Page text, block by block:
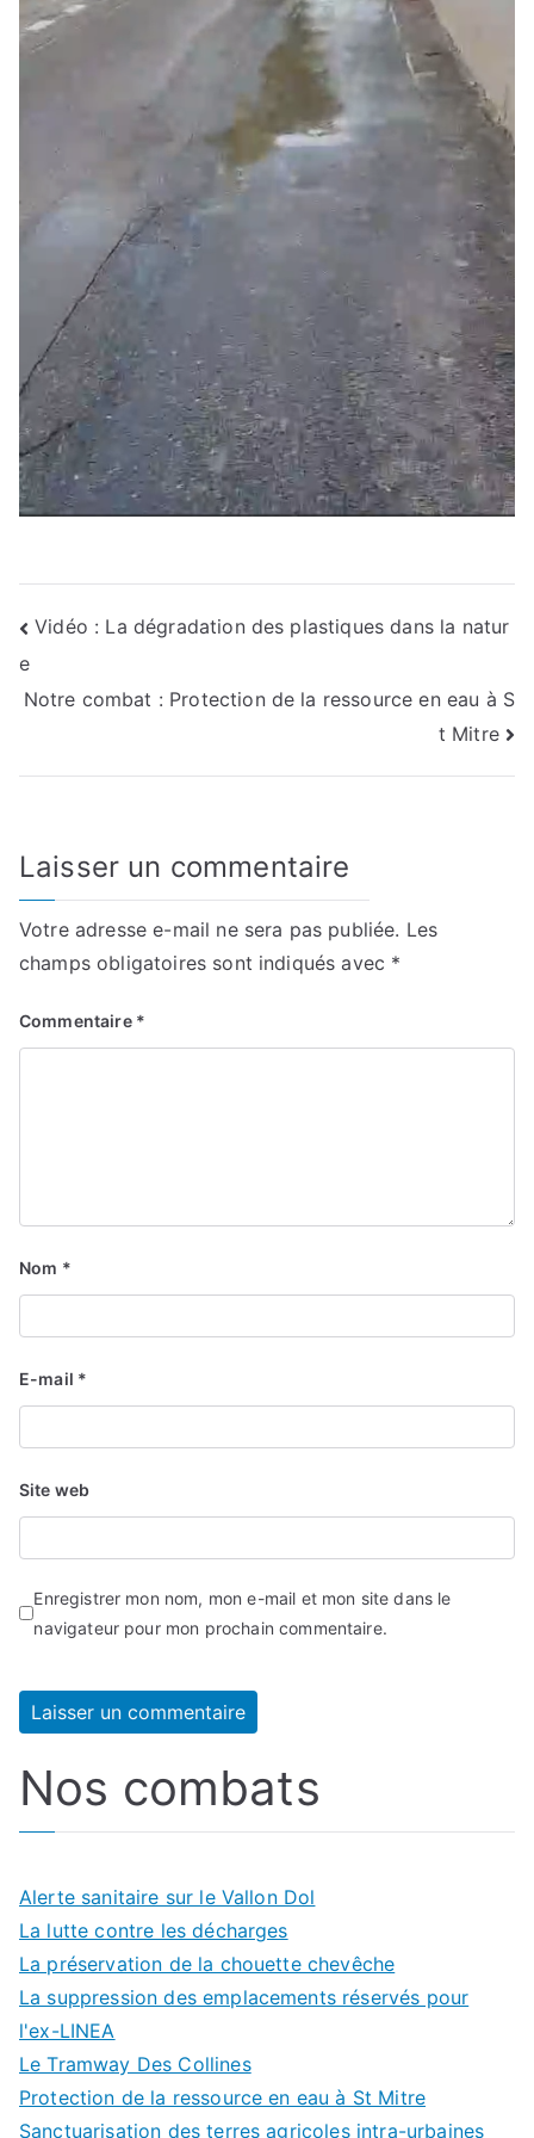
Navigation
de
Vidéo : La dégradation des plastiques dans la natur
e
Notre combat : Protection de la ressource en eau à S
t Mitre
Laisser un commentaire
Votre adresse e-mail ne sera pas publiée. Les
champs obligatoires sont indiqués avec *
Commentaire *
Nom *
E-mail *
Site web
Enregistrer mon nom, mon e-mail et mon site dans le
navigateur pour mon prochain commentaire.
Nos combats
Alerte sanitaire sur le Vallon Dol
La lutte contre les décharges
La préservation de la chouette chevêche
La suppression des emplacements réservés pour
l'ex-LINEA
Le Tramway Des Collines
Protection de la ressource en eau à St Mitre
Sanctuarisation des terres agricoles intra-urbaines